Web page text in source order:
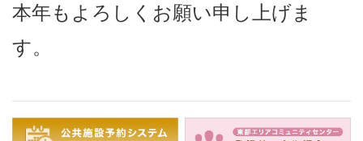
本年もよろしくお願い申し上げま
す。